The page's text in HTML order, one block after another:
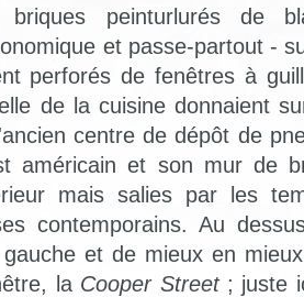
peinturlurés de
et passe-partout -
perforés de fenêtres à
de la cuisine donnaient
centre de dépôt de
américain et son mur de
mais salies par les
contemporains. Au
et de mieux en
la Cooper Street; juste